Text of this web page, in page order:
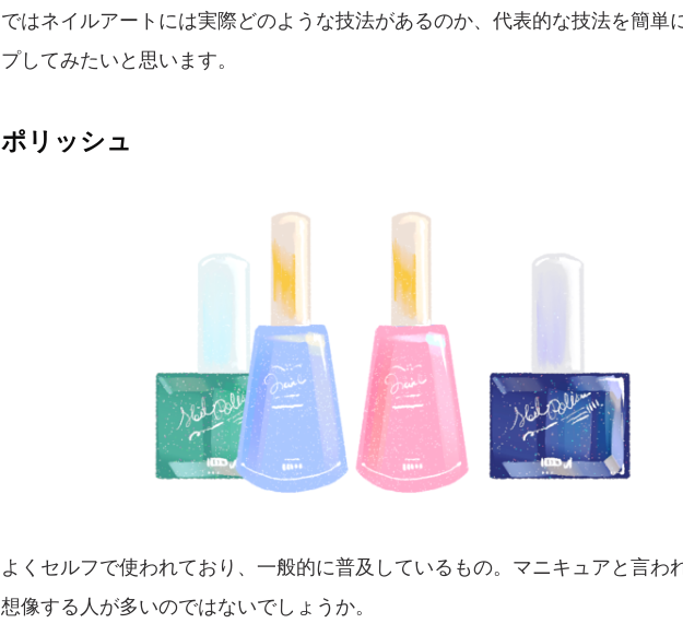
ではネイルアートには実際どのような技法があるのか、代表的な技法を簡単
プしてみたいと思います。
ポリッシュ
よくセルフで使われており、一般的に普及しているもの。マニキュアと言わ
想像する人が多いのではないでしょうか。